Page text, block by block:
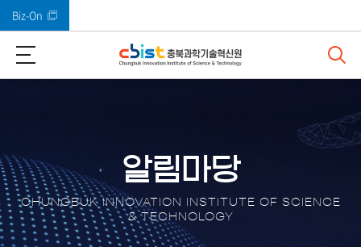
Biz-On
알림마당
CHUNGBUK INNOVATION INSTITUTE OF SCIENCE
& TECHNOLOGY